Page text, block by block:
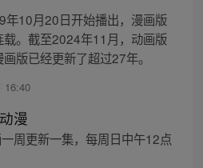
年10月20日开始播出，漫画版
。截至2024年11月，动画版
版已经更新了超过27年。
16:40
漫
周更新一集，每周日中午12点